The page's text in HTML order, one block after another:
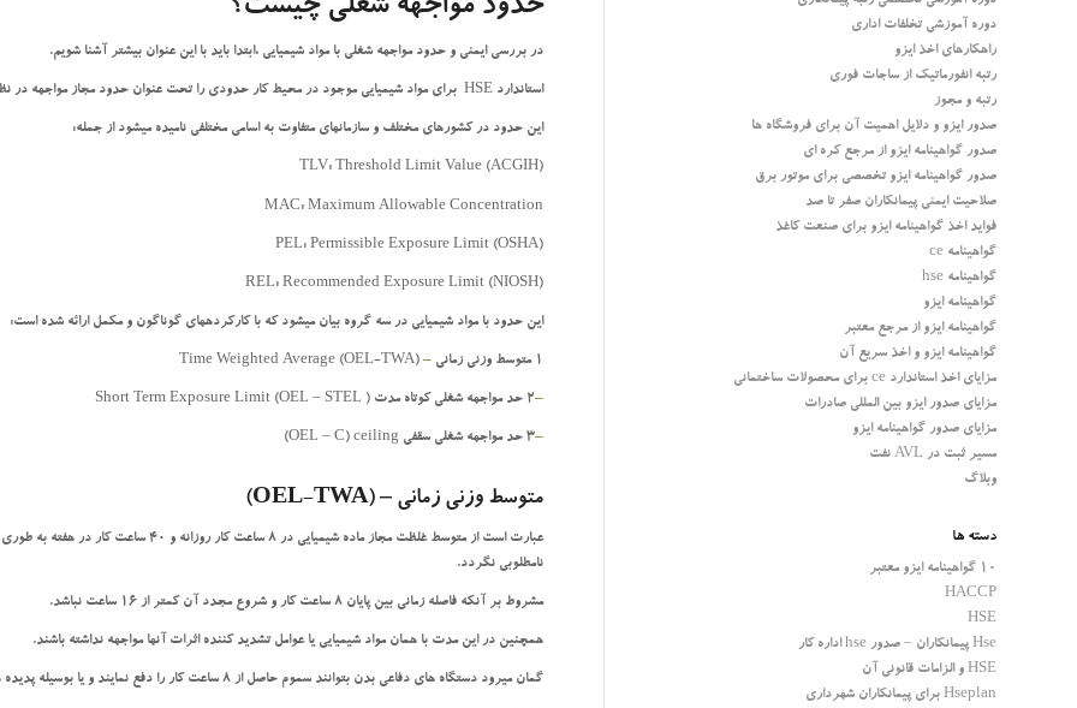
حدود مواجهه شغلی چیست؟
در بررسی ایمنی و حدود مواجهه شغلی با مواد شیمیایی ،ابتدا باید با این عنوان بیشتر آشنا شویم.
استاندارد HSE برای مواد شیمیایی موجود در محیط کار حدودی را تحت عنوان حدود مجاز مواجهه در نظر میگیرد.
این حدود در کشورهای مختلف و سازمانهای متفاوت به اسامی مختلفی نامیده میشود از جمله:
TLV: Threshold Limit Value (ACGIH)
MAC: Maximum Allowable Concentration
PEL: Permissible Exposure Limit (OSHA)
REL: Recommended Exposure Limit (NIOSH)
این حدود با مواد شیمیایی در سه گروه بیان میشود که با کارکردههای گوناگون و مكمل ارائه شده است:
1 متوسط وزنی زمانی –
(OEL-TWA) Time Weighted Average
–2 حد مواجهه شغلی کوتاه مدت ( OEL – STEL) Short Term Exposure Limit
–3 حد مواجهه شغلی سقفی OEL – C) ceiling)
متوسط وزنی زمانی –
(OEL-TWA)
عبارت است از متوسط غلظت مجاز ماده شیمیایی
نامطلوبی نگردد.
مشروط بر آنكه فاصله زمانی بین پایان 8 ساعت کار و شروع مجدد آن کمتر از 16 ساعت نباشد.
همچنین در این مدت با همان مواد شیمیایی یا عوامل تشدید کننده اثرات آنها مواجهه نداشته باشند.
گمان میرود دستگاه های دفاعی بدن بتوانند سموم حاصل از 8 ساعت کار را دفع نمایند و یا بوسیله پدیده های بیولوژیكی خنثی
دوره آموزشی تخلفات اداری
راهکارهای اخذ ایزو
رتبه انفورماتیک از ساجات فوری
رتبه و مجوز
صدور ایزو و دلایل اهمیت آن برای فروشگاه ها
صدور گواهینامه ایزو از مرجع کره ای
صدور گواهینامه ایزو تخصصی برای موتور برق
صلاحیت ایمنی پیمانکاران صفر تا صد
فواید اخذ گواهینامه ایزو برای صنعت کاغذ
گواهینامه ce
گواهینامه hse
گواهینامه ایزو
گواهینامه ایزو از مرجع معتبر
گواهینامه ایزو و اخذ سریع آن
مزایای اخذ استاندارد ce برای محصولات ساختمانی
مزایای صدور ایزو بین المللی صادرات
مزایای صدور گواهینامه ایزو
مسیر ثبت در AVL نفت
وبلاگ
دسته ها
10 گواهینامه ایزو معتبر
HACCP
HSE
Hse پیمانکاران – صدور hse اداره کار
HSE و الزامات قانونی آن
Hseplan برای پیمانکاران شهرداری